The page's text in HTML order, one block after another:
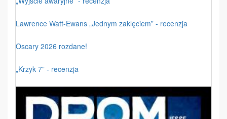
Lawrence Watt-Ewans „Jednym zaklęciem” - recenzja
Oscary 2026 rozdane!
„Krzyk 7” - recenzja